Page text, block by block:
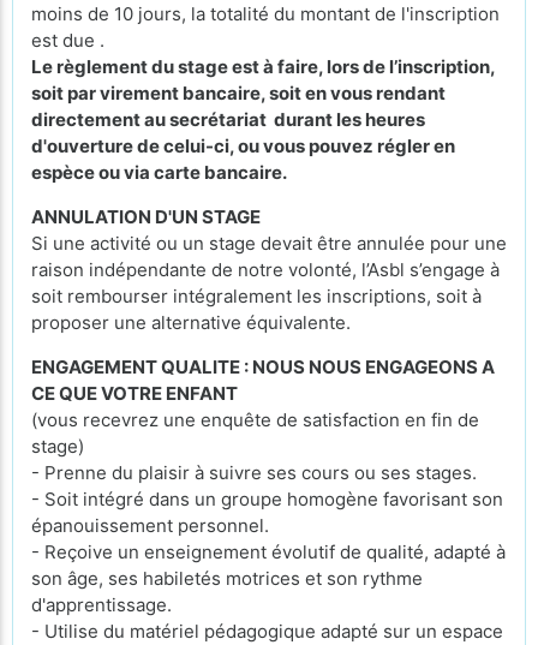
moins de 10 jours, la totalité du montant de l'inscription
est due .
Le règlement du stage est à faire, lors de l’inscription,
soit par virement bancaire, soit en vous rendant
directement au secrétariat durant les heures
d'ouverture de celui-ci, ou vous pouvez régler en
espèce ou via carte bancaire.
ANNULATION D'UN STAGE
Si une activité ou un stage devait être annulée pour une
raison indépendante de notre volonté, l’Asbl s’engage à
soit rembourser intégralement les inscriptions, soit à
proposer une alternative équivalente.
ENGAGEMENT QUALITE : NOUS NOUS ENGAGEONS A
CE QUE VOTRE ENFANT
(vous recevrez une enquête de satisfaction en fin de
stage)
- Prenne du plaisir à suivre ses cours ou ses stages.
- Soit intégré dans un groupe homogène favorisant son
épanouissement personnel.
- Reçoive un enseignement évolutif de qualité, adapté à
son âge, ses habiletés motrices et son rythme
d'apprentissage.
- Utilise du matériel pédagogique adapté sur un espace